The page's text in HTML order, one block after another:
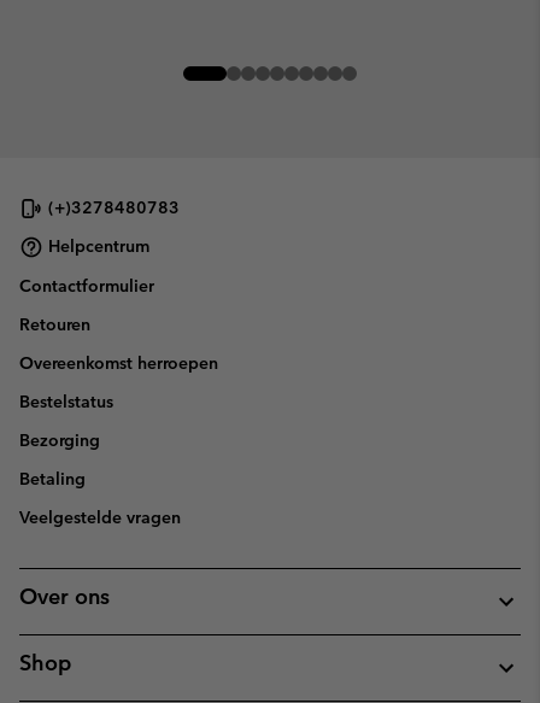
(+)3278480783
Helpcentrum
Contactformulier
Retouren
Overeenkomst herroepen
Bestelstatus
Bezorging
Betaling
Veelgestelde vragen
Over ons
Shop